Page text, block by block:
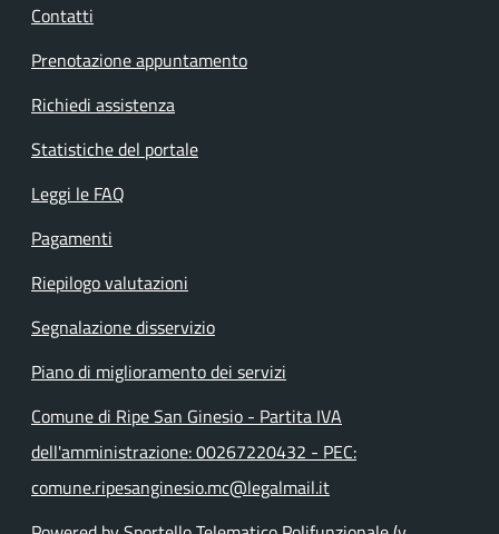
Contatti
Prenotazione appuntamento
Richiedi assistenza
Statistiche del portale
Leggi le FAQ
Pagamenti
Riepilogo valutazioni
Segnalazione disservizio
Piano di miglioramento dei servizi
Comune di Ripe San Ginesio - Partita IVA
dell'amministrazione: 00267220432 - PEC:
comune.ripesanginesio.mc@legalmail.it